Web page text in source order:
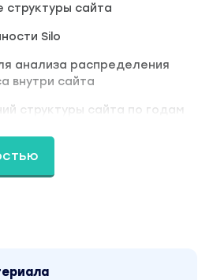
сайта
Silo
анализа распределения
внутри сайта
структуры сайта по годам
я пользуюсь для